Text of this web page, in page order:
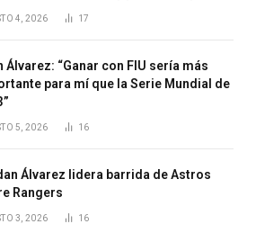
4, 2026 17
Álvarez: “Ganar con FIU sería más
para mí que la Serie Mundial de
5, 2026 16
Álvarez lidera barrida de Astros
Rangers
3, 2026 16